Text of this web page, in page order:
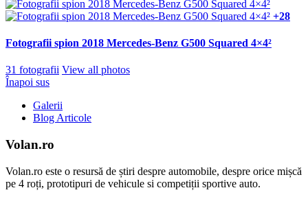
+28
Fotografii spion 2018 Mercedes-Benz G500 Squared 4×4²
31 fotografii View all photos
Înapoi sus
Galerii
Blog Articole
Volan.ro
Volan.ro este o resursă de știri despre automobile, despre orice mișcă
pe 4 roți, prototipuri de vehicule si competiții sportive auto.